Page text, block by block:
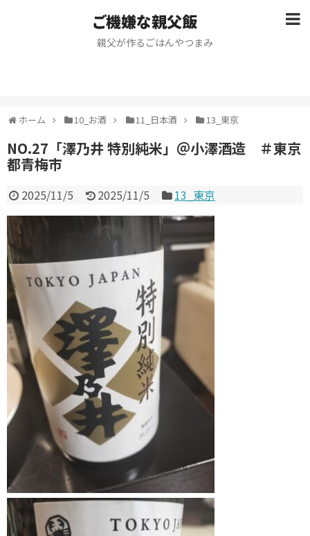
ご機嫌な親父飯
親父が作るごはんやつまみ
ホーム 10_お酒 11_日本酒 13_東京
NO.27「澤乃井 特別純米」＠小澤酒造 ＃東京
都青梅市
2025/11/5 2025/11/5 13_東京